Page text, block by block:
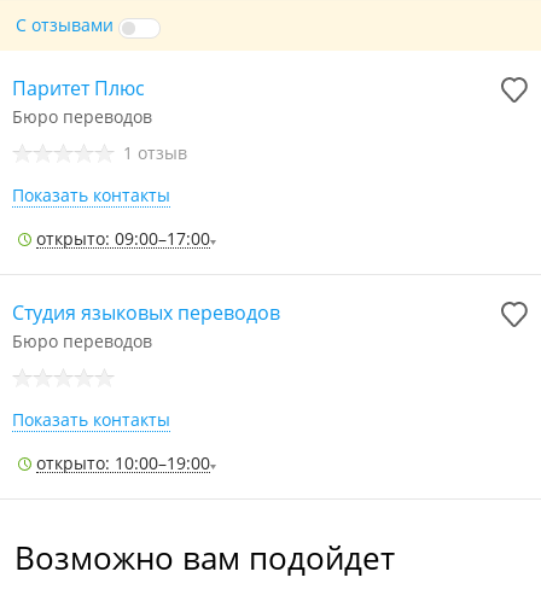
С отзывами
Паритет Плюс
Бюро переводов
1 отзыв
Показать контакты
открыто: 09:00–17:00
Студия языковых переводов
Бюро переводов
Показать контакты
открыто: 10:00–19:00
Возможно вам подойдет